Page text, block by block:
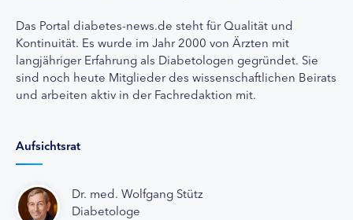
Das Portal diabetes-news.de steht für Qualität und
Kontinuität. Es wurde im Jahr 2000 von Ärzten mit
langjähriger Erfahrung als Diabetologen gegründet. Sie
sind noch heute Mitglieder des wissenschaftlichen Beirats
und arbeiten aktiv in der Fachredaktion mit.
Aufsichtsrat
Dr. med. Wolfgang Stütz
Diabetologe